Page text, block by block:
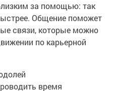
за помощью: так
Общение поможет
связи, которые можно
по карьерной
время